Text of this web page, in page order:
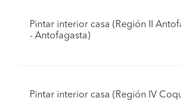
Pintar interior casa (Región II
- Antofagasta)
Pintar interior casa (Región IV